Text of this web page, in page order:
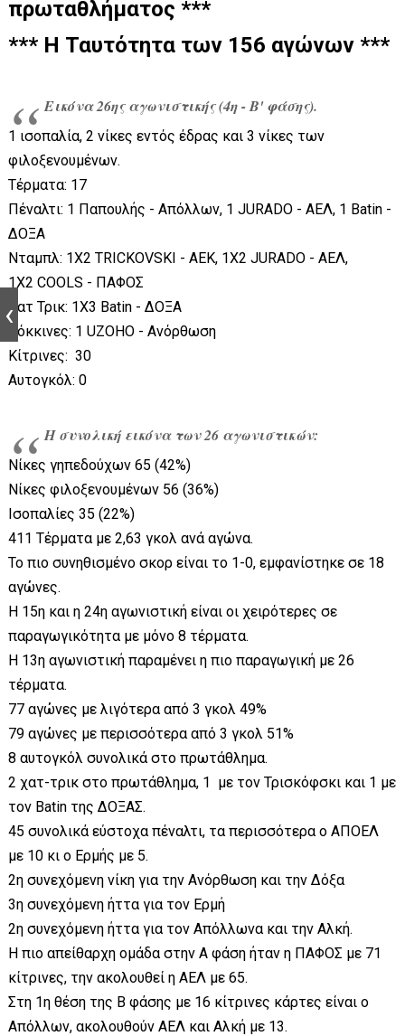
πρωταθλήματος ***
*** Η Ταυτότητα των 156 αγώνων ***
Εικόνα 26ης αγωνιστικής (4η - Β' φάσης).
1 ισοπαλία, 2 νίκες εντός έδρας και 3 νίκες των
φιλοξενουμένων.
Τέρματα: 17
Πέναλτι: 1 Παπουλής - Απόλλων, 1 JURADO - ΑΕΛ, 1 Batin -
ΔΟΞΑ
Νταμπλ: 1Χ2 TRICKOVSKI - ΑΕΚ, 1Χ2 JURADO - ΑΕΛ,
1Χ2 COOLS - ΠΑΦΟΣ
Χατ Τρικ: 1Χ3 Batin - ΔΟΞΑ
Κόκκινες: 1 UZOHO - Ανόρθωση
Κίτρινες: 30
Αυτογκόλ: 0
Η συνολική εικόνα των 26 αγωνιστικών:
Νίκες γηπεδούχων 65 (42%)
Νίκες φιλοξενουμένων 56 (36%)
Ισοπαλίες 35 (22%)
411 Τέρματα με 2,63 γκολ ανά αγώνα.
Το πιο συνηθισμένο σκορ είναι το 1-0, εμφανίστηκε σε 18
αγώνες.
Η 15η και η 24η αγωνιστική είναι οι χειρότερες σε
παραγωγικότητα με μόνο 8 τέρματα.
Η 13η αγωνιστική παραμένει η πιο παραγωγική με 26
τέρματα.
77 αγώνες με λιγότερα από 3 γκολ 49%
79 αγώνες με περισσότερα από 3 γκολ 51%
8 αυτογκόλ συνολικά στο πρωτάθλημα.
2 χατ-τρικ στο πρωτάθλημα, 1 με τον Τρισκόφσκι και 1 με
τον Batin της ΔΟΞΑΣ.
45 συνολικά εύστοχα πέναλτι, τα περισσότερα ο ΑΠΟΕΛ
με 10 κι ο Ερμής με 5.
2η συνεχόμενη νίκη για την Ανόρθωση και την Δόξα
3η συνεχόμενη ήττα για τον Ερμή
2η συνεχόμενη ήττα για τον Απόλλωνα και την Αλκή.
Η πιο απείθαρχη ομάδα στην Α φάση ήταν η ΠΑΦΟΣ με 71
κίτρινες, την ακολουθεί η ΑΕΛ με 65.
Στη 1η θέση της Β φάσης με 16 κίτρινες κάρτες είναι ο
Απόλλων, ακολουθούν ΑΕΛ και Αλκή με 13.